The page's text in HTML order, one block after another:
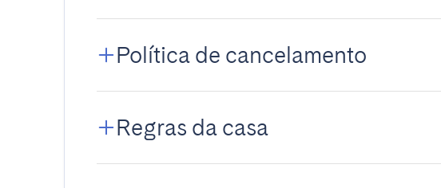
Política de cancelamento
Regras da casa